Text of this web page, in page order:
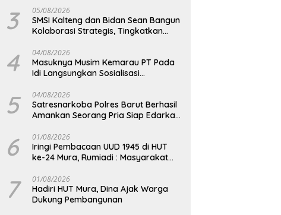
3 05/08/2026
SMSI Kalteng dan Bidan Sean Bangun
Kolaborasi Strategis, Tingkatkan
4 04/08/2026
Masuknya Musim Kemarau PT Pada
Idi Langsungkan Sosialisasi
5 04/08/2026
Satresnarkoba Polres Barut Berhasil
Amankan Seorang Pria Siap Edarkan
Gram
6 01/08/2026
Iringi Pembacaan UUD 1945 di HUT
ke-24 Mura, Rumiadi : Masyarakat
yang Lebih Besar
7 01/08/2026
Hadiri HUT Mura, Dina Ajak Warga
Dukung Pembangunan